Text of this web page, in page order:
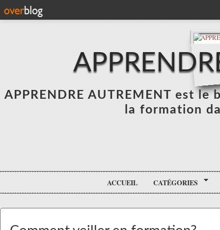
APPRENDRE AUTREMENT est
la formation
ACCUEIL CATÉGORIES